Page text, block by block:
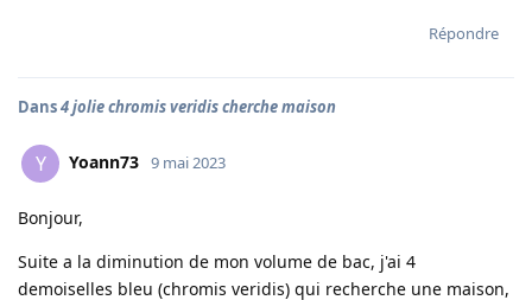
Répondre
Dans4 jolie chromis veridis cherche maison
Y Yoann73 9 mai 2023
Bonjour,
Suite a la diminution de mon volume de bac, j'ai 4
demoiselles bleu (chromis veridis) qui recherche une maison,